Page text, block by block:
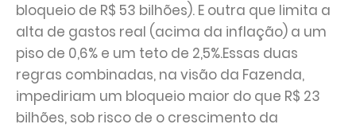
bloqueio de R$ 53 bilhões). E outra que limita a
alta de gastos real (acima da inflação) a um
piso de 0,6% e um teto de 2,5%.Essas duas
regras combinadas, na visão da Fazenda,
impediriam um bloqueio maior do que R$ 23
bilhões, sob risco de o crescimento da